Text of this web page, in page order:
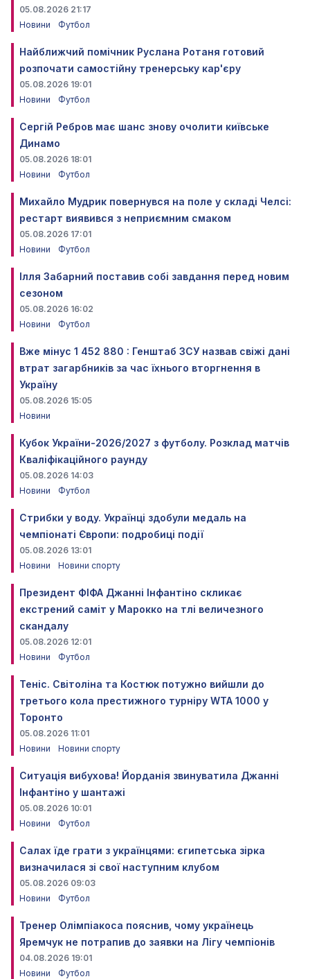
05.08.2026 21:17
Новини
Футбол
Найближчий помічник Руслана Ротаня готовий
розпочати самостійну тренерську кар'єру
05.08.2026 19:01
Новини
Футбол
Сергій Ребров має шанс знову очолити київське
Динамо
05.08.2026 18:01
Новини
Футбол
Михайло Мудрик повернувся на поле у складі Челсі:
рестарт виявився з неприємним смаком
05.08.2026 17:01
Новини
Футбол
Ілля Забарний поставив собі завдання перед новим
сезоном
05.08.2026 16:02
Новини
Футбол
Вже мінус 1 452 880 : Генштаб ЗСУ назвав свіжі дані
втрат загарбників за час їхнього вторгнення в
Україну
05.08.2026 15:05
Новини
Кубок України-2026/2027 з футболу. Розклад матчів
Кваліфікаційного раунду
05.08.2026 14:03
Новини
Футбол
Стрибки у воду. Українці здобули медаль на
чемпіонаті Європи: подробиці події
05.08.2026 13:01
Новини
Новини спорту
Президент ФІФА Джанні Інфантіно скликає
екстрений саміт у Марокко на тлі величезного
скандалу
05.08.2026 12:01
Новини
Футбол
Теніс. Світоліна та Костюк потужно вийшли до
третього кола престижного турніру WTA 1000 у
Торонто
05.08.2026 11:01
Новини
Новини спорту
Ситуація вибухова! Йорданія звинуватила Джанні
Інфантіно у шантажі
05.08.2026 10:01
Новини
Футбол
Салах їде грати з українцями: єгипетська зірка
визначилася зі свої наступним клубом
05.08.2026 09:03
Новини
Футбол
Тренер Олімпіакоса пояснив, чому українець
Яремчук не потрапив до заявки на Лігу чемпіонів
04.08.2026 19:01
Новини
Футбол